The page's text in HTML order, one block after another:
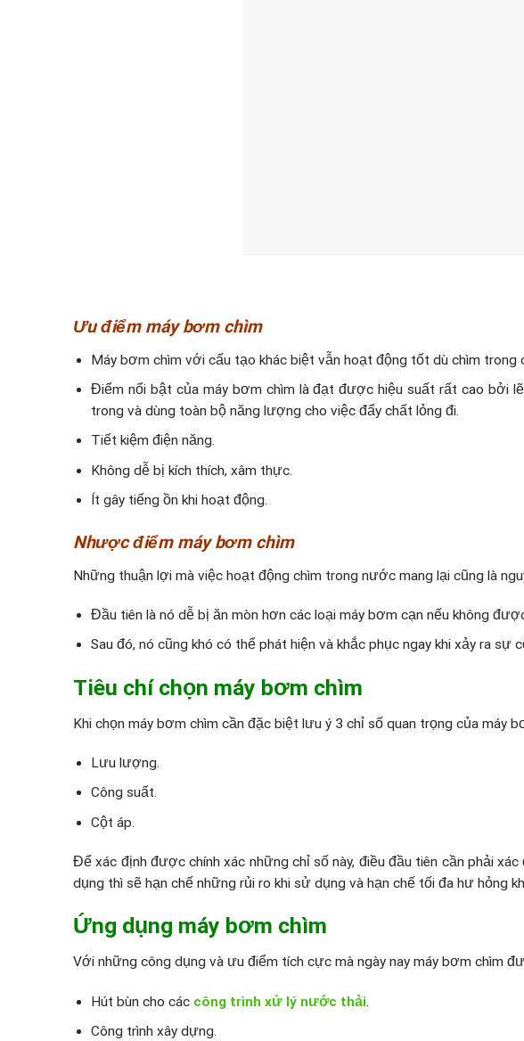
Ưu điểm máy bơm chìm
Máy bơm chìm với cấu tạo khác biệt vẫn hoạt động tốt dù chìm trong
Điểm nổi bật của máy bơm chìm là đạt được hiệu suất rất cao bởi
trong và dùng toàn bộ năng lượng cho việc đẩy chất lỏng đi.
Tiết kiệm điện năng.
Không dễ bị kích thích, xâm thực.
Ít gây tiếng ồn khi hoạt động.
Nhược điểm máy bơm chìm
Những thuận lợi mà việc hoạt động chìm trong nước mang lại cũng là
Đầu tiên là nó dễ bị ăn mòn hơn các loại máy bơm cạn nếu không
Sau đó, nó cũng khó có thể phát hiện và khắc phục ngay khi xảy ra
Tiêu chí chọn máy bơm chìm
Khi chọn máy bơm chìm cần đặc biệt lưu ý 3 chỉ số quan trọng của máy
Lưu lượng.
Công suất.
Cột áp.
Để xác định được chính xác những chỉ số này, điều đầu tiên cần phải
dụng thì sẽ hạn chế những rủi ro khi sử dụng và hạn chế tối đa hư hỏng
Ứng dụng máy bơm chìm
Với những công dụng và ưu điểm tích cực mà ngày nay máy bơm chìm
Hút bùn cho các công trình xử lý nước thải
Công trình xây dựng.